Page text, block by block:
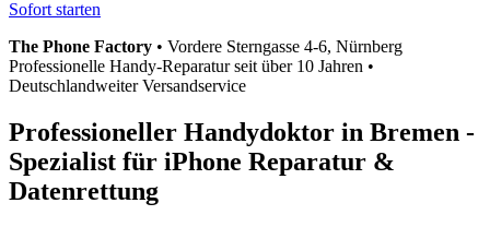
Sofort starten
The Phone Factory • Vordere Sterngasse 4-6, Nürnberg
Professionelle Handy-Reparatur seit über 10 Jahren •
Deutschlandweiter Versandservice
Professioneller Handydoktor in Bremen -
Spezialist für iPhone Reparatur &
Datenrettung